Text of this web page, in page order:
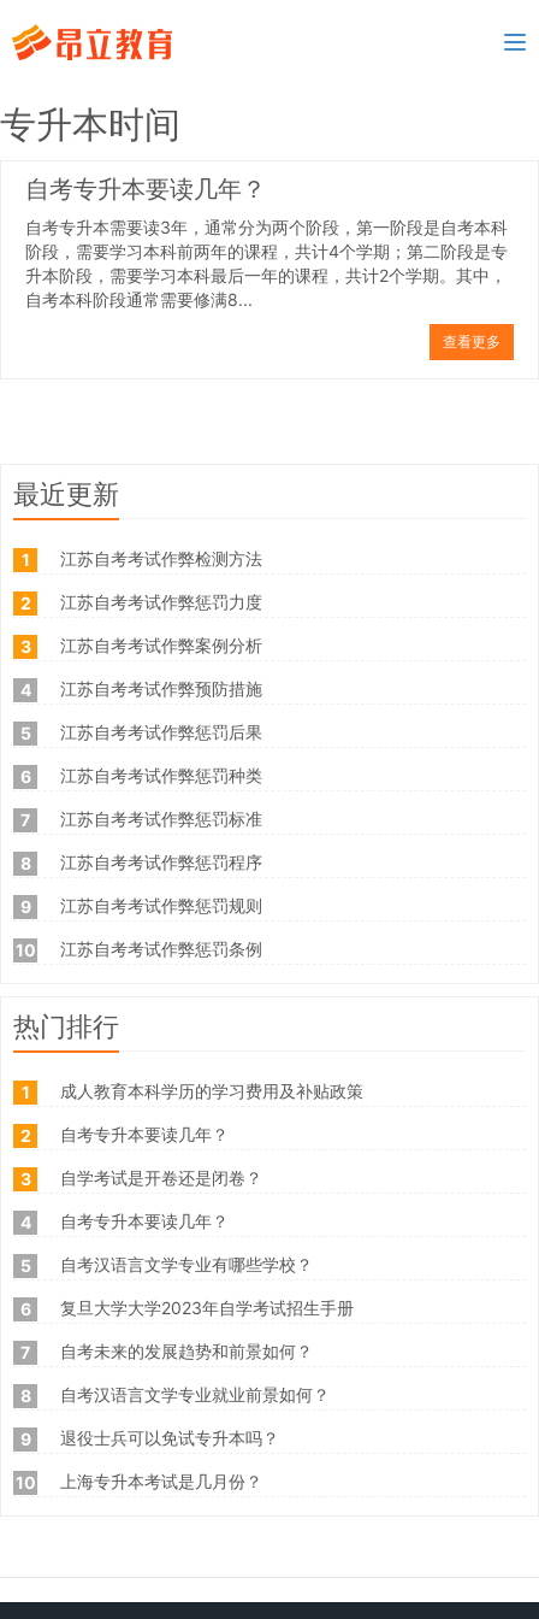
专升本时间
自考专升本要读几年？
自考专升本需要读3年，通常分为两个阶段，第一阶段是自考本科
阶段，需要学习本科前两年的课程，共计4个学期；第二阶段是专
升本阶段，需要学习本科最后一年的课程，共计2个学期。其中，
自考本科阶段通常需要修满8...
查看更多
最近更新
1 江苏自考考试作弊检测方法
2 江苏自考考试作弊惩罚力度
3 江苏自考考试作弊案例分析
4 江苏自考考试作弊预防措施
5 江苏自考考试作弊惩罚后果
6 江苏自考考试作弊惩罚种类
7 江苏自考考试作弊惩罚标准
8 江苏自考考试作弊惩罚程序
9 江苏自考考试作弊惩罚规则
10 江苏自考考试作弊惩罚条例
热门排行
1 成人教育本科学历的学习费用及补贴政策
2 自考专升本要读几年？
3 自学考试是开卷还是闭卷？
4 自考专升本要读几年？
5 自考汉语言文学专业有哪些学校？
6 复旦大学大学2023年自学考试招生手册
7 自考未来的发展趋势和前景如何？
8 自考汉语言文学专业就业前景如何？
9 退役士兵可以免试专升本吗？
10 上海专升本考试是几月份？